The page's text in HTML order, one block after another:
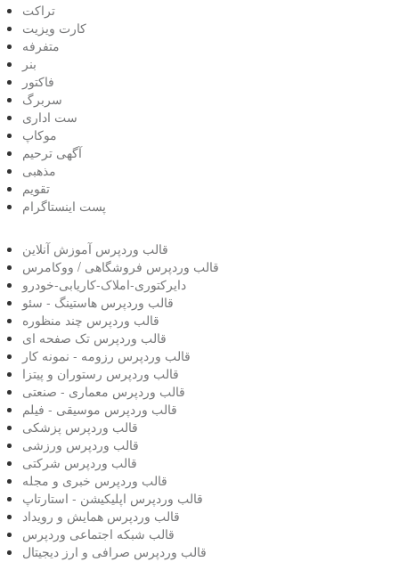
تراکت
کارت ویزیت
متفرفه
بنر
فاکتور
سربرگ
ست اداری
موکاپ
آگهی ترحیم
مذهبی
تقویم
پست اینستاگرام
قالب وردپرس آموزش آنلاین
قالب وردپرس فروشگاهی / ووکامرس
دایرکتوری-املاک-کاریابی-خودرو
قالب وردپرس هاستینگ - سئو
قالب وردپرس چند منظوره
قالب وردپرس تک صفحه ای
قالب وردپرس رزومه - نمونه کار
قالب وردپرس رستوران و پیتزا
قالب وردپرس معماری - صنعتی
قالب وردپرس موسیقی - فیلم
قالب وردپرس پزشکی
قالب وردپرس ورزشی
قالب وردپرس شرکتی
قالب وردپرس خبری و مجله
قالب وردپرس اپلیکیشن - استارتاپ
قالب وردپرس همایش و رویداد
قالب شبکه اجتماعی وردپرس
قالب وردپرس صرافی و ارز دیجیتال